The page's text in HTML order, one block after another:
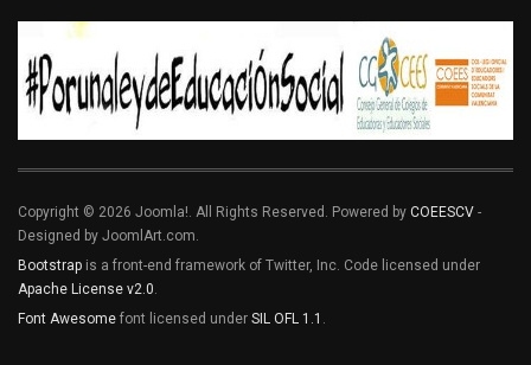
Copyright © 2026 Joomla!. All Rights Reserved. Powered by COEESCV -
Designed by JoomlArt.com.
Bootstrap is a front-end framework of Twitter, Inc. Code licensed under
Apache License v2.0
Font Awesome font licensed under SIL OFL 1.1